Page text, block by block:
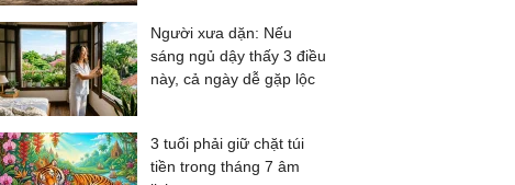
Người xưa dặn: Nếu
sáng ngủ dậy thấy 3 điều
này, cả ngày dễ gặp lộc
3 tuổi phải giữ chặt túi
tiền trong tháng 7 âm